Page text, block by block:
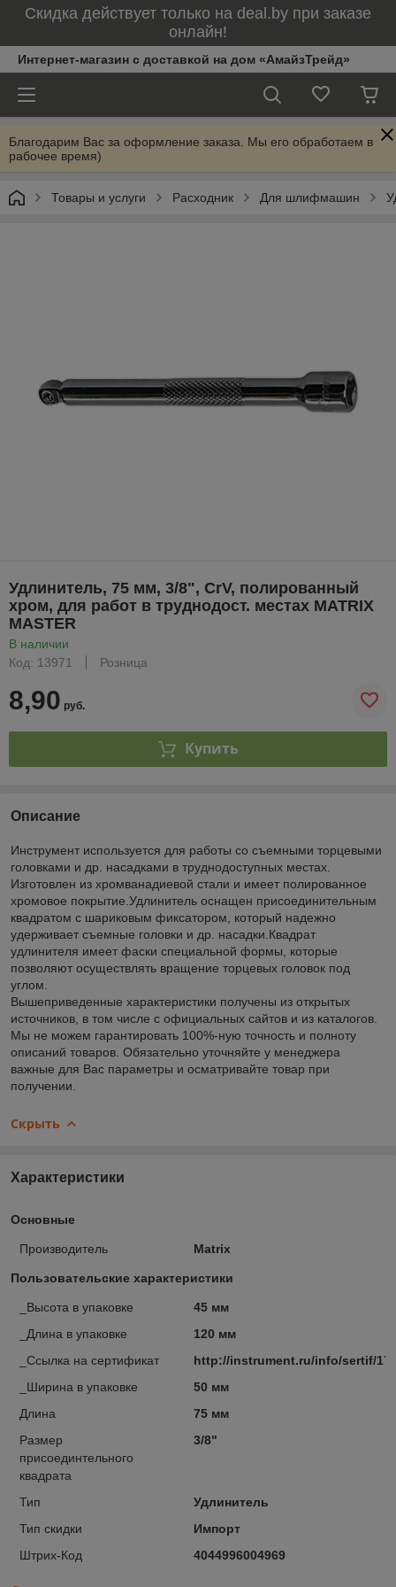
Скидка действует только на deal.by при заказе
онлайн!
Интернет-магазин с доставкой на дом «АмайзТрейд»
Благодарим Вас за оформление заказа. Мы его обработаем в
рабочее время)
Товары и услуги Расходник Для шлифмашин
Удлинитель, 75 мм, 3/8", CrV, полированный
хром, для работ в труднодост. местах MATRIX
MASTER
В наличии
Код: 13971
Розница
8,90 руб.
Купить
Описание
Инструмент используется для работы со съемными торцевыми
головками и др. насадками в труднодоступных местах.
Изготовлен из хромванадиевой стали и имеет полированное
хромовое покрытие.Удлинитель оснащен присоединительным
квадратом с шариковым фиксатором, который надежно
удерживает съемные головки и др. насадки.Квадрат
удлинителя имеет фаски специальной формы, которые
позволяют осуществлять вращение торцевых головок под
углом.
Вышеприведенные характеристики получены из открытых
источников, в том числе с официальных сайтов и из каталогов.
Мы не можем гарантировать 100%-ную точность и полноту
описаний товаров. Обязательно уточняйте у менеджера
важные для Вас параметры и осматривайте товар при
получении.
Скрыть
Характеристики
Основные
Производитель Matrix
Пользовательские характеристики
_Высота в упаковке
45 мм
_Длина в упаковке
120 мм
_Ссылка на сертификат
http://instrument.ru/info/sertif/
_Ширина в упаковке
50 мм
Длина
75 мм
Размер
присоединтельного
квадрата
3/8"
Тип
Удлинитель
Тип скидки
Импорт
Штрих-Код
4044996004969